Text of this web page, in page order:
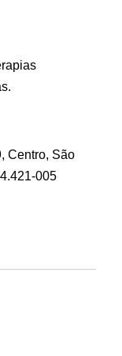
Centro, São
005